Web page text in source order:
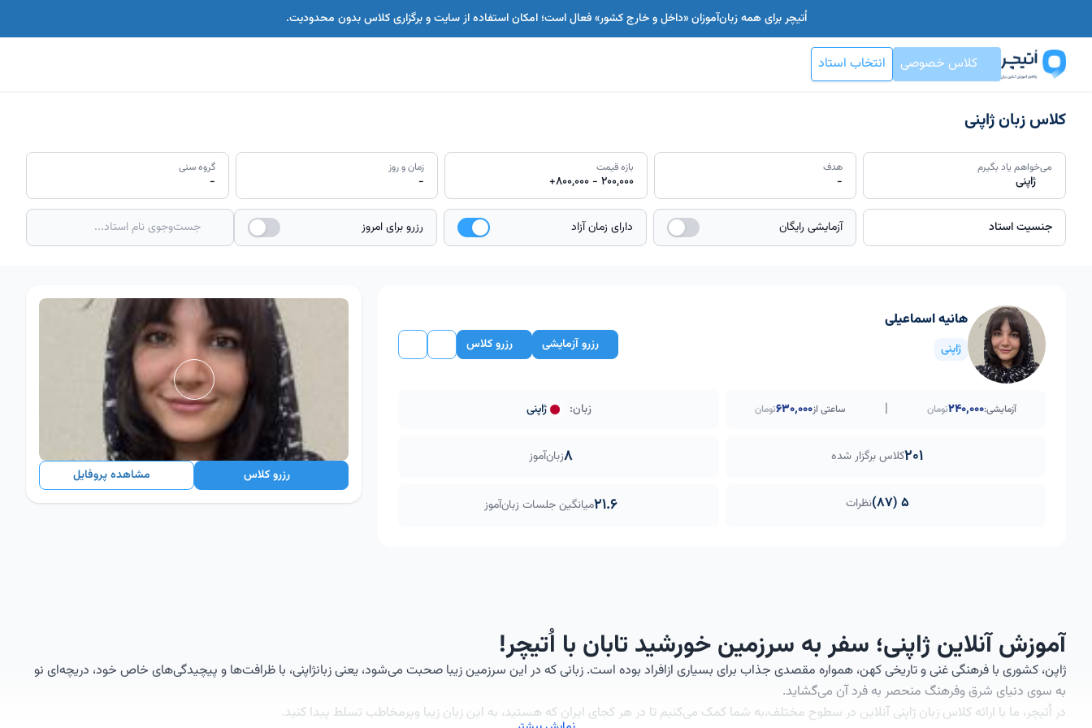
اُتیچر برای همه زبان‌آموزان «داخل و خارج کشور» فعال است؛ امکان استفاده از سایت و برگزاری کلاس بدون محدودیت.
کلاس خصوصی انتخاب استاد
کلاس زبان ژاپنی
می‌خواهم یاد بگیرم
ژاپنی
هدف
-
بازه قیمت
200,000
-
+800,000
زمان و روز
-
گروه سنی
-
جنسیت استاد آزمایشی رایگان دارای زمان آزاد رزرو برای امروز
هانیه اسماعیلی
ژاپنی رزرو آزمایشی رزرو کلاس
آزمایشی:240,000تومان | ساعتی از۶۳۰٬۰۰۰تومان زبان: ژاپنی
201کلاس برگزار شده 8زبان‌آموز
5 (87) نظرات 21.6میانگین جلسات زبان‌آموز
رزرو کلاس مشاهده پروفایل
آموزش آنلاین ژاپنی؛ سفر به سرزمین خورشید تابان با اُتیچر!
ژاپن، کشوری با فرهنگی غنی و تاریخی کهن، همواره مقصدی جذاب برای بسیاری ازافراد بوده است. زبانی که در این سرزمین زیبا صحبت می‌شود، یعنی زبانژاپنی، با ظرافت‌ها و پیچیدگی‌های خاص خود، دریچه‌ای نو
به سوی دنیای شرق وفرهنگ منحصر به فرد آن می‌گشاید.
در اُتیچر، ما با ارائه کلاس زبان ژاپنی آنلاین در سطوح مختلف،به شما کمک می‌کنیم تا در هر کجای ایران که هستید، به این زبان زیبا وپرمخاطب تسلط پیدا کنید.